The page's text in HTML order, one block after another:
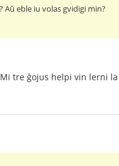
eble iu volas gvidigi min?
tre ĝojus helpi vin lerni